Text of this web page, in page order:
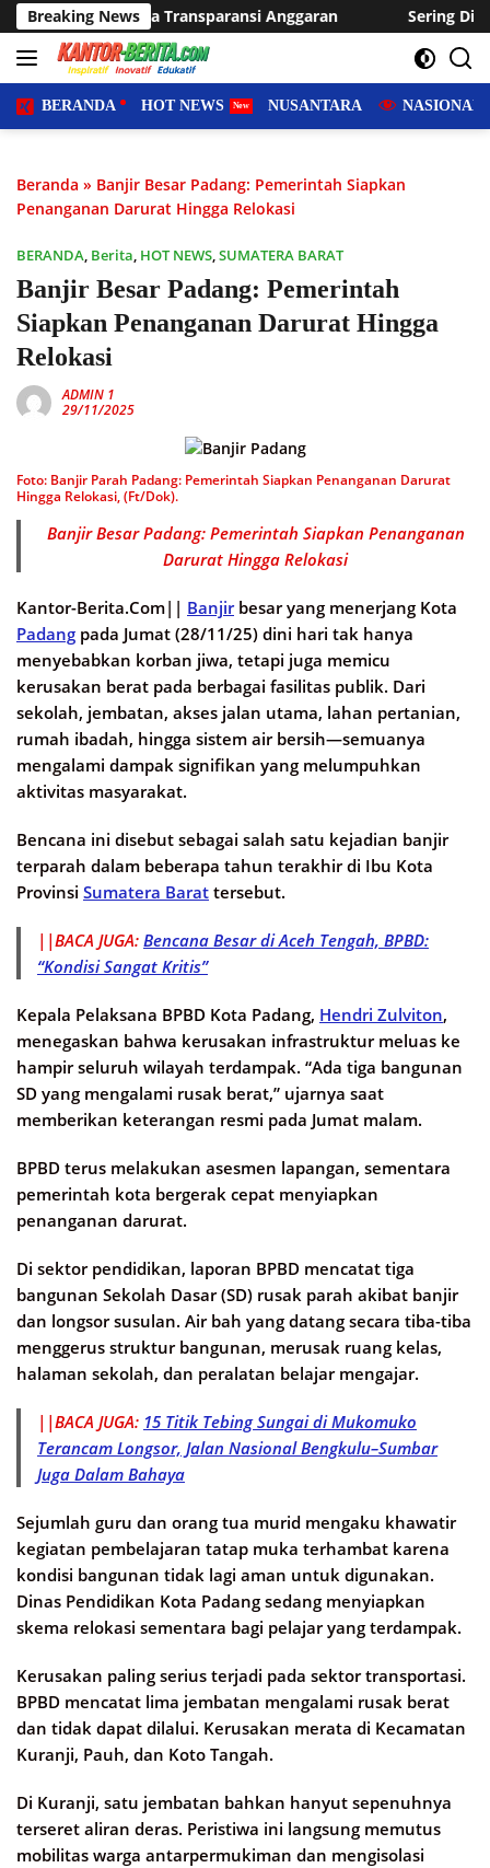
Langsung
ke
konten
Breaking News
Anggaran Sering Dilanda Genangan, Desa
BERANDA HOT NEWS NUSANTARA NASIONAL
Beranda » Banjir Besar Padang: Pemerintah Siapkan
Penanganan Darurat Hingga Relokasi
BERANDA, Berita, HOT NEWS,SUMATERA BARAT
Banjir Besar Padang: Pemerintah
Siapkan Penanganan Darurat Hingga
Relokasi
ADMIN 1
29/11/2025
Foto: Banjir Parah Padang: Pemerintah Siapkan Penanganan Darurat
Hingga Relokasi, (Ft/Dok).
Banjir Besar Padang: Pemerintah Siapkan Penanganan
Darurat Hingga Relokasi
Kantor-Berita.Com|| Banjirbesar yang menerjang Kota
Padang pada Jumat (28/11/25) dini hari tak hanya
menyebabkan korban jiwa, tetapi juga memicu
kerusakan berat pada berbagai fasilitas publik. Dari
sekolah, jembatan, akses jalan utama, lahan pertanian,
rumah ibadah, hingga sistem air bersih—semuanya
mengalami dampak signifikan yang melumpuhkan
aktivitas masyarakat.
Bencana ini disebut sebagai salah satu kejadian banjir
terparah dalam beberapa tahun terakhir di Ibu Kota
Provinsi Sumatera Barat tersebut.
||BACA JUGA: Bencana Besar di Aceh Tengah, BPBD:
“Kondisi Sangat Kritis”
Kepala Pelaksana BPBD Kota Padang, Hendri Zulviton,
menegaskan bahwa kerusakan infrastruktur meluas ke
hampir seluruh wilayah terdampak. “Ada tiga bangunan
SD yang mengalami rusak berat,” ujarnya saat
memberikan keterangan resmi pada Jumat malam.
BPBD terus melakukan asesmen lapangan, sementara
pemerintah kota bergerak cepat menyiapkan
penanganan darurat.
Di sektor pendidikan, laporan BPBD mencatat tiga
bangunan Sekolah Dasar (SD) rusak parah akibat banjir
dan longsor susulan. Air bah yang datang secara tiba-tiba
menggerus struktur bangunan, merusak ruang kelas,
halaman sekolah, dan peralatan belajar mengajar.
||BACA JUGA: 15 Titik Tebing Sungai di Mukomuko
Terancam Longsor, Jalan Nasional Bengkulu–Sumbar
Juga Dalam Bahaya
Sejumlah guru dan orang tua murid mengaku khawatir
kegiatan pembelajaran tatap muka terhambat karena
kondisi bangunan tidak lagi aman untuk digunakan.
Dinas Pendidikan Kota Padang sedang menyiapkan
skema relokasi sementara bagi pelajar yang terdampak.
Kerusakan paling serius terjadi pada sektor transportasi.
BPBD mencatat lima jembatan mengalami rusak berat
dan tidak dapat dilalui. Kerusakan merata di Kecamatan
Kuranji, Pauh, dan Koto Tangah.
Di Kuranji, satu jembatan bahkan hanyut sepenuhnya
terseret aliran deras. Peristiwa ini langsung memutus
mobilitas warga antarpermukiman dan mengisolasi